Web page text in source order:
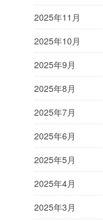
2025年11月
2025年10月
2025年9月
2025年8月
2025年7月
2025年6月
2025年5月
2025年4月
2025年3月